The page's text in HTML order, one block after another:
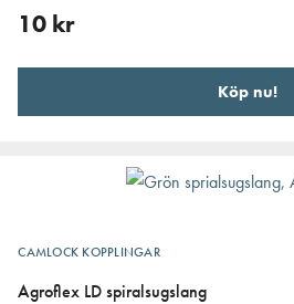
10 kr
Köp nu!
CAMLOCK KOPPLINGAR
Agroflex LD spiralsugslang